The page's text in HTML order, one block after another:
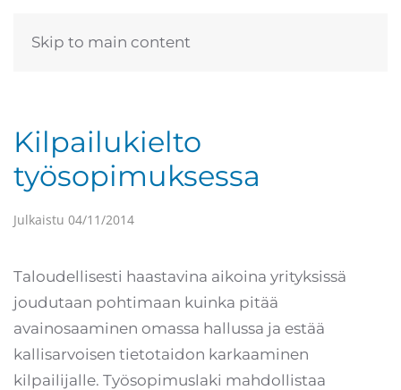
Skip to main content
Kilpailukielto
työsopimuksessa
Julkaistu 04/11/2014
Taloudellisesti haastavina aikoina yrityksissä
joudutaan pohtimaan kuinka pitää
avainosaaminen omassa hallussa ja estää
kallisarvoisen tietotaidon karkaaminen
kilpailijalle. Työsopimuslaki mahdollistaa